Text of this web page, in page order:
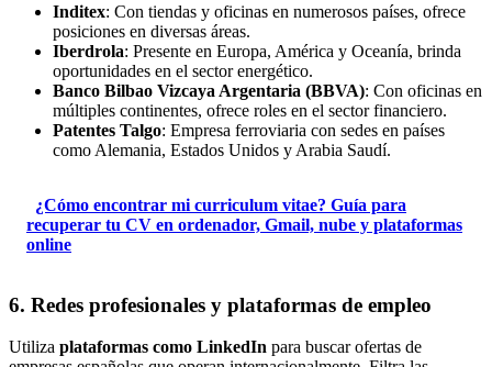
Inditex: Con tiendas y oficinas en numerosos países, ofrece
posiciones en diversas áreas.
Iberdrola: Presente en Europa, América y Oceanía, brinda
oportunidades en el sector energético.
Banco Bilbao Vizcaya Argentaria (BBVA): Con oficinas en
múltiples continentes, ofrece roles en el sector financiero.
Patentes Talgo: Empresa ferroviaria con sedes en países
como Alemania, Estados Unidos y Arabia Saudí.
¿Cómo encontrar mi curriculum vitae? Guía para
recuperar tu CV en ordenador, Gmail, nube y plataformas
online
6. Redes profesionales y plataformas de empleo
Utiliza plataformas como LinkedIn para buscar ofertas de